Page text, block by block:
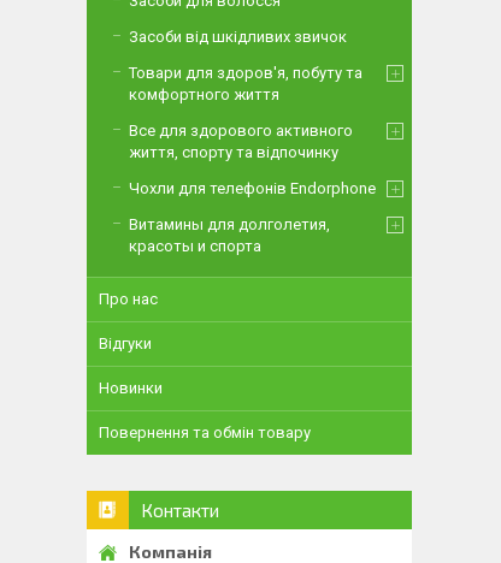
Засоби від шкідливих звичок
Товари для здоров'я, побуту та
комфортного життя
Все для здорового активного
життя, спорту та відпочинку
Чохли для телефонів Endorphone
Витамины для долголетия,
красоты и спорта
Про нас
Відгуки
Новинки
Повернення та обмін товару
Контакти